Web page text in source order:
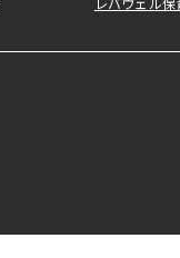
レバウェル